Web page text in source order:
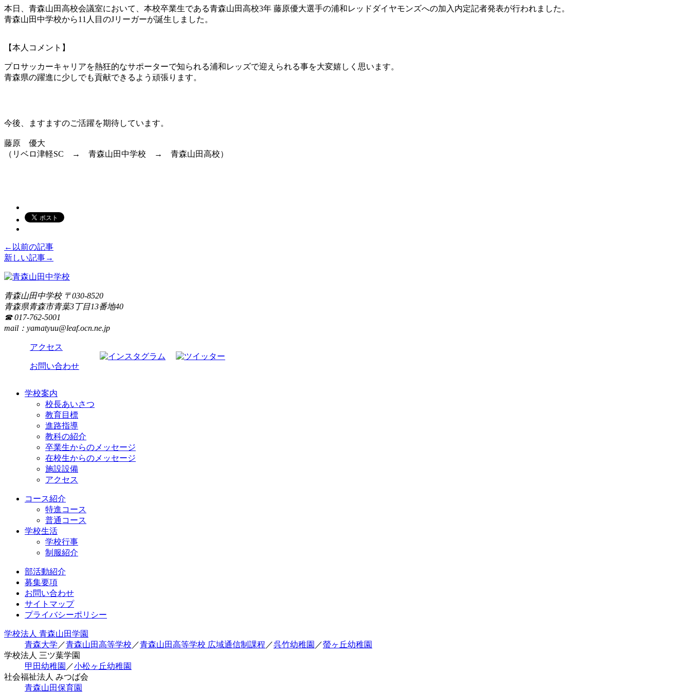
本日、青森山田高校会議室において、本校卒業生である青森山田高校3年 藤原優大選手の浦和レッドダイヤモンズへの加入内定記者発表が行われました。
青森山田中学校から11人目のJリーガーが誕生しました。
【本人コメント】
プロサッカーキャリアを熱狂的なサポーターで知られる浦和レッズで迎えられる事を大変嬉しく思います。
青森県の躍進に少しでも貢献できるよう頑張ります。
今後、ますますのご活躍を期待しています。
藤原 優大
（リベロ津軽SC → 青森山田中学校 → 青森山田高校）
←以前の記事
新しい記事→
青森山田中学校〒030-8520
青森県青森市青葉3丁目13番地40
☎ 017-762-5001
mail：yamatyuu@leaf.ocn.ne.jp
アクセス
お問い合わせ
学校案内
校長あいさつ
教育目標
進路指導
教科の紹介
卒業生からのメッセージ
在校生からのメッセージ
施設設備
アクセス
コース紹介
特進コース
普通コース
学校生活
学校行事
制服紹介
部活動紹介
募集要項
お問い合わせ
サイトマップ
プライバシーポリシー
学校法人 青森山田学園
青森大学 ／青森山田高等学校 ／青森山田高等学校 広域通信制課程 ／呉竹幼稚園 ／螢ヶ丘幼稚園
学校法人 三ツ葉学園
甲田幼稚園 ／小松ヶ丘幼稚園
社会福祉法人 みつば会
青森山田保育園